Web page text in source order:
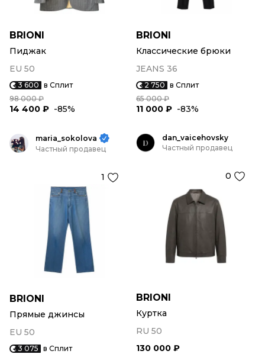
BRIONI
Пиджак
EU 50
3 600 в Сплит
98 000 ₽
14 400 ₽ -85%
BRIONI
Классические брюки
JEANS 36
2 750 в Сплит
65 000 ₽
11 000 ₽ -83%
maria_sokolova
Частный продавец
1
BRIONI
Прямые джинсы
EU 50
3 075 в Сплит
dan_vaicehovsky
Частный продавец
0
BRIONI
Куртка
RU 50
130 000 ₽